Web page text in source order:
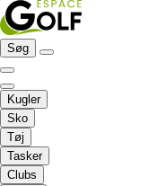
Søg
Kugler
Sko
Tøj
Tasker
Clubs